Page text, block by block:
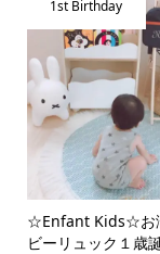
1st Birthday
☆Enfant Kids☆お
ビーリュック１歳